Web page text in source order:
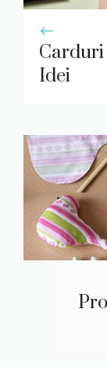
Carduri
Idei